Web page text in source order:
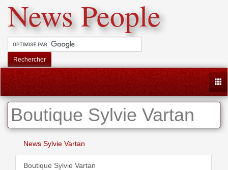
News People
Rechercher
Boutique Sylvie Vartan
News Sylvie Vartan
Boutique Sylvie Vartan